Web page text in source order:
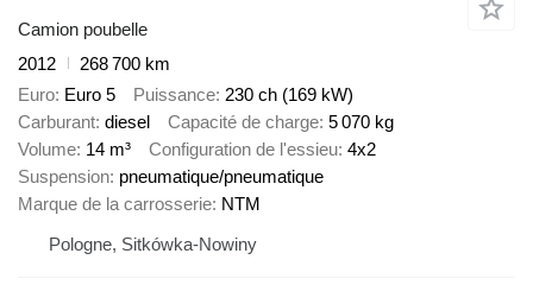
Camion poubelle
2012
268 700 km
Euro Euro 5 Puissance 230 ch (169 kW)
Carburant diesel Capacité de charge 5 070 kg
Volume 14 m³ Configuration de l'essieu 4x2
Suspension pneumatique/pneumatique
Marque de la carrosserie NTM
Pologne, Sitkówka-Nowiny